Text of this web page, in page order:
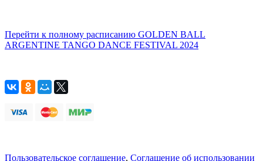
Перейти к полному расписанию GOLDEN BALL
ARGENTINE TANGO DANCE FESTIVAL 2024
Пользовательское соглашение, Соглашение об использовании